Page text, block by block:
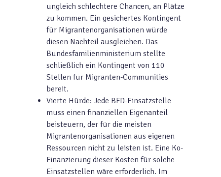
ungleich schlechtere Chancen, an Plätze
zu kommen. Ein gesichertes Kontingent
für Migrantenorganisationen würde
diesen Nachteil ausgleichen. Das
Bundesfamilienministerium stellte
schließlich ein Kontingent von 110
Stellen für Migranten-Communities
bereit.
Vierte Hürde: Jede BFD-Einsatzstelle
muss einen finanziellen Eigenanteil
beisteuern, der für die meisten
Migrantenorganisationen aus eigenen
Ressourcen nicht zu leisten ist. Eine Ko-
Finanzierung dieser Kosten für solche
Einsatzstellen wäre erforderlich. Im